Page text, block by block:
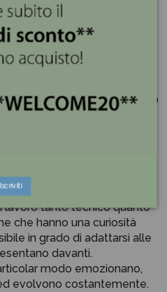
e grazioso. Questo tipo
aggiungere un tocco di
ambiente.
con fiori azzurri può
decorativo su una
aggiungendo un
alla tua casa, ufficio o spazio
delle linee esclusive in
particolari combinazioni
e cera.
tanto tecnico quanto
che hanno una curiosità
in grado di adattarsi alle
davanti.
modo emozionano,
evolvono costantemente.
Iscriviti